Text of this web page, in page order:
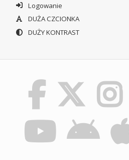
Logowanie
DUŻA CZCIONKA
DUŻY KONTRAST